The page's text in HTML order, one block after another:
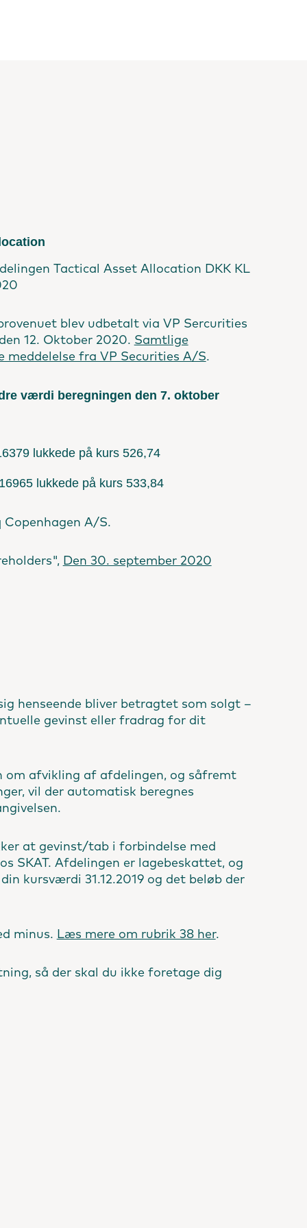
Tactical Asset Allocation DKK KL
blev udbetalt via VP Sercurities
12. Oktober 2020. Samtlige
fra VP Securities A/S.
værdi beregningen den 7. oktober
lukkede på kurs 526,74
lukkede på kurs 533,84
A/S.
Den 30. september 2020
henseende bliver betragtet som solgt –
gevinst eller fradrag for dit
om afvikling af afdelingen, og såfremt
vil der automatisk beregnes
at gevinst/tab i forbindelse med
SKAT. Afdelingen er lagebeskattet, og
kursværdi 31.12.2019 og det beløb der
minus. Læs mere om rubrik 38 her.
så der skal du ikke foretage dig